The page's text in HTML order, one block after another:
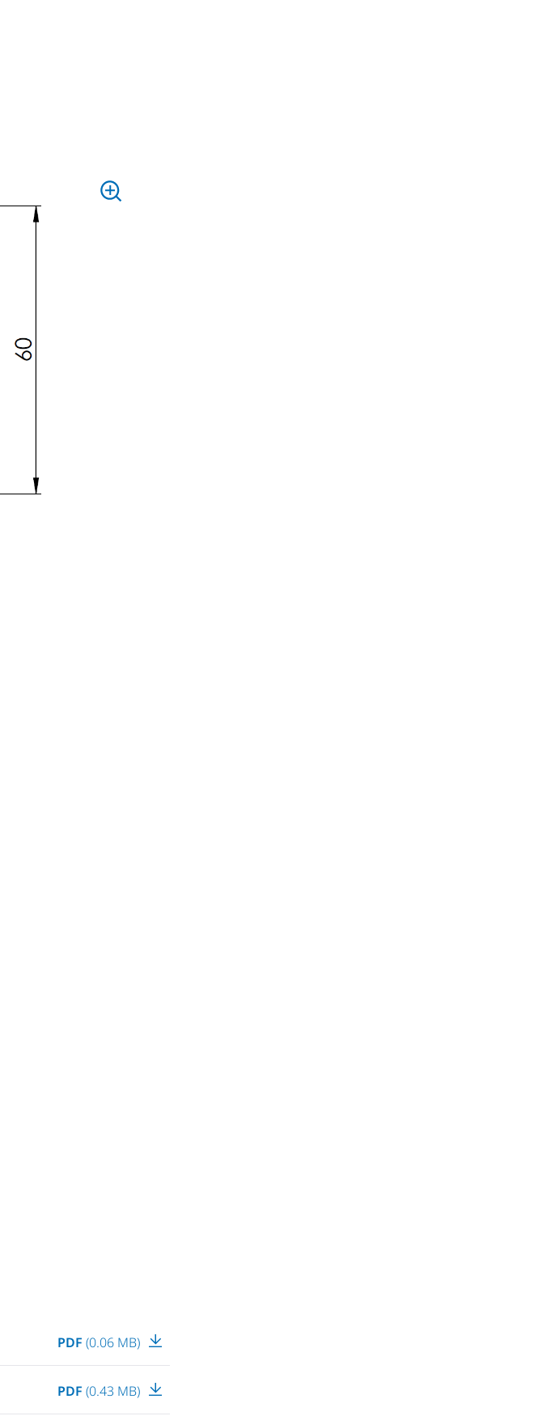
PDF (0.06 MB)
PDF (0.43 MB)